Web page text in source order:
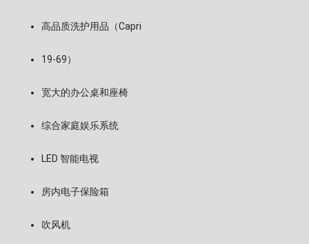
高品质洗护用品（Capri
19-69）
宽大的办公桌和座椅
综合家庭娱乐系统
LED 智能电视
房内电子保险箱
吹风机